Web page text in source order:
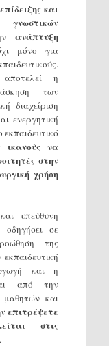
και
γνωστικών
ανάπτυξη
μόνο για
η
των
διαχείριση
ενεργητική
ικανούς να
στην
χρήση
υπεύθυνη
σε
της
και η
από την
μαθητών και
επιτρέψετε
στις